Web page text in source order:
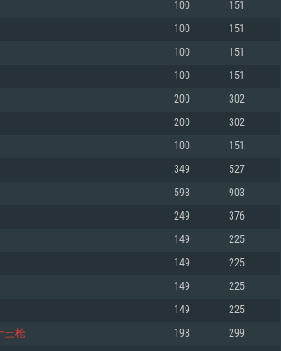
bit)
어 이상
상을 지원하는 AMD Radeon 77XX / NVIDIA
양 해상도: 720p
넷
최소 클라이언트)
11.0
Core i5 (Intel Xeon 은 지원하지 않습니다)
하는 Intel Iris Pro 5200 (Mac), 혹은 이와 비슷한 성
AMD/Nvidia. 최소 해상도: 720p
넷
최소 클라이언트)
신 버전
어
원하고, 최신 그래픽 드라이버를 지원하는 NVIDIA
동급의 성능을 가지며 최신 그래픽 드라이버를 지
최소사양 지원 해상도 720p)
넷
최소 클라이언트)
64bit
100 151
100 151
100 151
100 151
200 302
200 302
100 151
349 527
598 903
249 376
149 225
149 225
149 225
149 225
三枪 198 299